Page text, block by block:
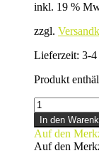
inkl. 19 %
zzgl.
Lieferzeit: 3-4
Produkt
Menge
In den
Auf den
Auf den